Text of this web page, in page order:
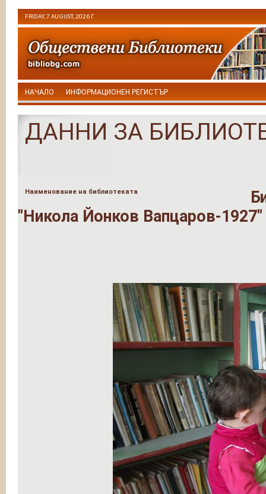
FRIDAY, 7 AUGUST, 2026 Г.
НАЧАЛО ИНФОРМАЦИОНЕН РЕГИСТЪР
ДАННИ ЗА
Наименование на библиотеката
"Никола Йонков Вапцаров-1927"